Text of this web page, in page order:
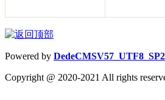
Powered by DedeCMSV57_UTF8_SP2
Copyright @ 2020-2021 All rights